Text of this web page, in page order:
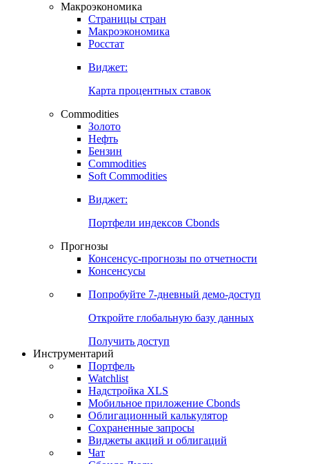
Макроэкономика
Страницы стран
Макроэкономика
Росстат
Виджет:
Карта процентных ставок
Commodities
Золото
Нефть
Бензин
Commodities
Soft Commodities
Виджет:
Портфели индексов Cbonds
Прогнозы
Консенсус-прогнозы по отчетности
Консенсусы
Попробуйте 7-дневный демо-доступ
Откройте глобальную базу данных
Получить доступ
Инструментарий
Портфель
Watchlist
Надстройка XLS
Мобильное приложение Cbonds
Облигационный калькулятор
Сохраненные запросы
Виджеты акций и облигаций
Чат